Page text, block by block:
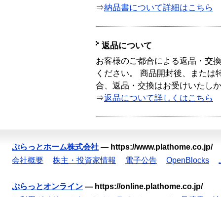
⇒納品書について詳細はこちら
返品について
お客様のご都合による返品・交
ください。 商品開封後、または
合、返品・交換はお受けいたし
⇒返品について詳しくはこちら
ぷらっとホーム株式会社 — https://www.plathome.co.jp/
会社概要
株主・投資家情報 電子公告 OpenBlocks
ぷらっとオンライン — https://online.plathome.co.jp/